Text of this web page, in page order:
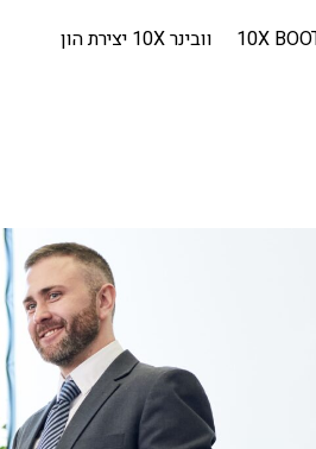
10X וובינר 10X יצירת הון